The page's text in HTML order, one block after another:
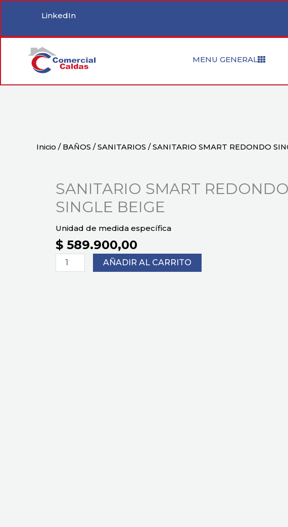
LinkedIn
MENU GENERAL
Inicio / BAÑOS /SANITARIOS / SANITARIO SMART REDONDO
SANITARIO SMART REDONDO
SINGLE BEIGE
Unidad de medida específica
$ 589.900,00
SANITARIO
SMART
AÑADIR AL CARRITO